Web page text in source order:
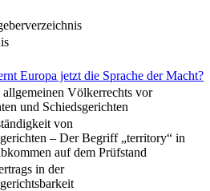
Europa jetzt die Sprache der Macht?
Völkerrechts vor
und Schiedsgerichten
von
– Der Begriff „territory“ in
auf dem Prüfstand
in der